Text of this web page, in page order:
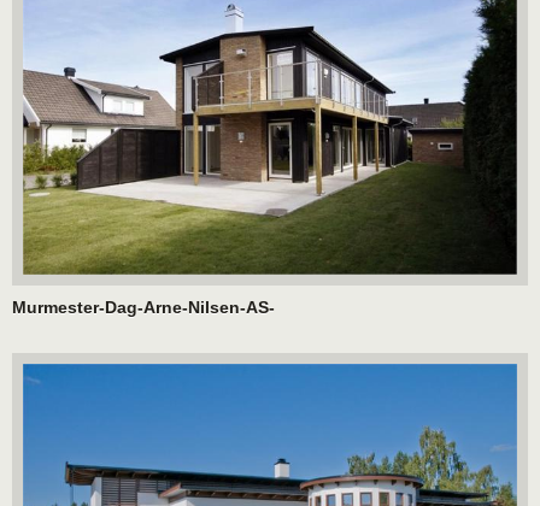
Murmester-Dag-Arne-Nilsen-AS-